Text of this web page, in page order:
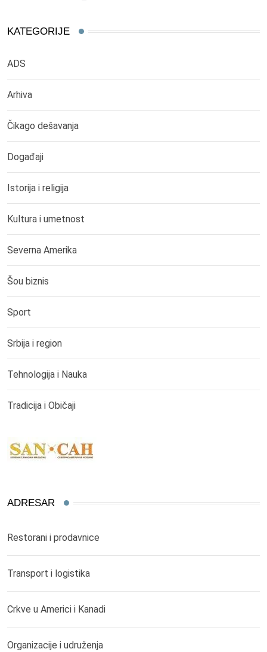
KATEGORIJE
ADS
Arhiva
Čikago dešavanja
Događaji
Istorija i religija
Kultura i umetnost
Severna Amerika
Šou biznis
Sport
Srbija i region
Tehnologija i Nauka
Tradicija i Običaji
ADRESAR
Restorani i prodavnice
Transport i logistika
Crkve u Americi i Kanadi
Organizacije i udruženja